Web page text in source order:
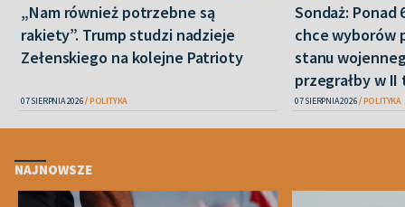
„Nam również potrzebne są
rakiety”. Trump studzi nadzieje
Zełenskiego na kolejne Patrioty
07 SIERPNIA 2026 POLITYKA
Sondaż: Ponad
chce wyborów
stanu
przegrałby w II
07 SIERPNIA 2026 POLITYKA
NAJNOWSZE